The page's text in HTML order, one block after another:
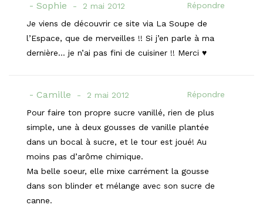
Sophie 2 mai 2012
Répondre
Je viens de découvrir ce site via La Soupe de
l’Espace, que de merveilles !! Si j’en parle à ma
dernière… je n’ai pas fini de cuisiner !! Merci ♥
Camille 2 mai 2012
Répondre
Pour faire ton propre sucre vanillé, rien de plus
simple, une à deux gousses de vanille plantée
dans un bocal à sucre, et le tour est joué! Au
moins pas d’arôme chimique.
Ma belle soeur, elle mixe carrément la gousse
dans son blinder et mélange avec son sucre de
canne.